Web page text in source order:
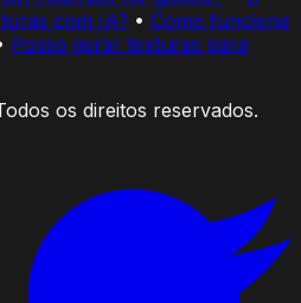
com IA? • Como funciona
Posso gerar texturas para
os direitos reservados.